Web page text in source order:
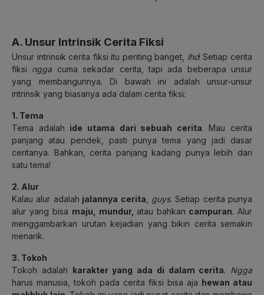
A. Unsur Intrinsik Cerita Fiksi
Unsur intrinsik cerita fiksi itu penting banget, lho! Setiap cerita
fiksi ngga cuma sekadar cerita, tapi ada beberapa unsur
yang membangunnya. Di bawah ini adalah unsur-unsur
intrinsik yang biasanya ada dalam cerita fiksi:
1. Tema
Tema adalah ide utama dari sebuah cerita. Mau cerita
panjang atau pendek, pasti punya tema yang jadi dasar
ceritanya. Bahkan, cerita panjang kadang punya lebih dari
satu tema!
2. Alur
Kalau alur adalah jalannya cerita guys. Setiap cerita punya
alur yang bisa maju, mundur, atau bahkan campuran. Alur
menggambarkan urutan kejadian yang bikin cerita semakin
menarik.
3. Tokoh
Tokoh adalah karakter yang ada di dalam cerita. Ngga
harus manusia, tokoh pada cerita fiksi bisa aja hewan atau